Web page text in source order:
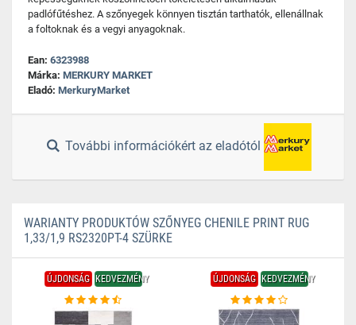
padlófűtéshez. A szőnyegek könnyen tisztán tarthatók, ellenállnak
a foltoknak és a vegyi anyagoknak.
Ean: 6323988
Márka: MERKURY MARKET
Eladó: MerkuryMarket
További információkért az eladótól
WARIANTY PRODUKTÓW SZŐNYEG CHENILE PRINT RUG
1,33/1,9 RS2320PT-4 SZÜRKE
ÚJDONSÁG KEDVEZMÉNY ÚJDONSÁG KEDVEZMÉNY